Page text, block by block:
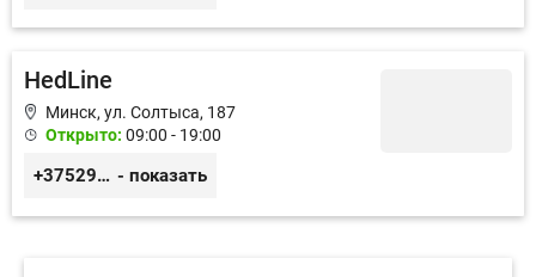
HedLine
Минск, ул. Солтыса, 187
Открыто: 09:00 - 19:00
+375293333431 - показать